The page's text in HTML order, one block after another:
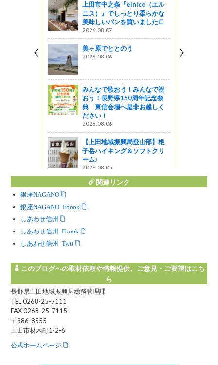
上田市中之条『elnice（エル
ニス）』でしっとり柔らかな
美味しいパンを買いました🍞
2026.08.07
美ヶ原でととのう
2026.08.06
みんなで歌おう！みんなで祝
おう！長野県150周年記念祭
典 東信会場へ是非お越しく
ださい！
2026.08.06
【上田地域振興局登山部】根
子岳ハイキング＆ソフトクリ
ーム♪
2026.08.05
関連リンク
銀座NAGANO
銀座NAGANO Facebook
しあわせ信州
しあわせ信州 Facebook
しあわせ信州 Twitter
このブログへの取材依頼や情報提供、ご意見・ご要望はこち
ら
長野県上田地域振興局総務管理課
TEL 0268-25-7111
FAX 0268-25-7115
〒386-8555
上田市材木町1-2-6
公式ホームページ